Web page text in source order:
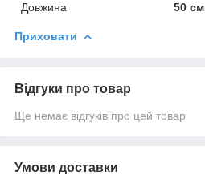
Довжина
50 см
Приховати
Відгуки про товар
Ще немає відгуків про цей товар
Умови доставки